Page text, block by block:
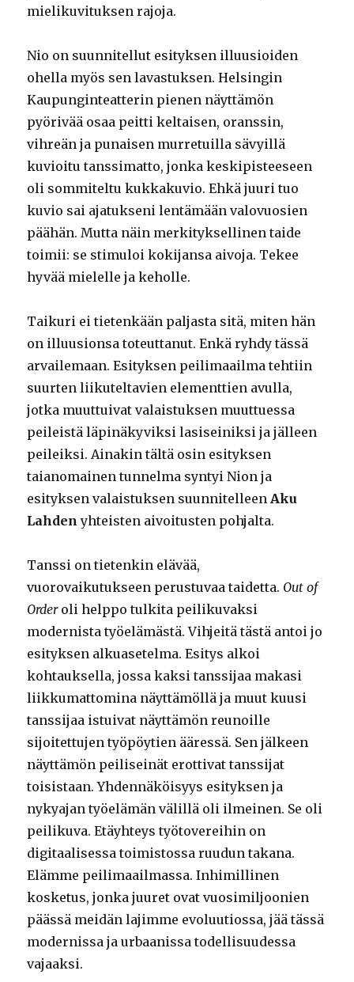
mielikuvituksen rajoja.
Nio on suunnitellut esityksen illuusioiden
ohella myös sen lavastuksen. Helsingin
Kaupunginteatterin pienen näyttämön
pyörivää osaa peitti keltaisen, oranssin,
vihreän ja punaisen murretuilla sävyillä
kuvioitu tanssimatto, jonka keskipisteeseen
oli sommiteltu kukkakuvio. Ehkä juuri tuo
kuvio sai ajatukseni lentämään valovuosien
päähän. Mutta näin merkityksellinen taide
toimii: se stimuloi kokijansa aivoja. Tekee
hyvää mielelle ja keholle.
Taikuri ei tietenkään paljasta sitä, miten hän
on illuusionsa toteuttanut. Enkä ryhdy tässä
arvailemaan. Esityksen peilimaailma tehtiin
suurten liikuteltavien elementtien avulla,
jotka muuttuivat valaistuksen muuttuessa
peileistä läpinäkyviksi lasiseiniksi ja jälleen
peileiksi. Ainakin tältä osin esityksen
taianomainen tunnelma syntyi Nion ja
esityksen valaistuksen suunnitelleenAku
Lahden yhteisten aivoitusten pohjalta.
Tanssi on tietenkin elävää,
vuorovaikutukseen perustuvaa taidetta. Out of
Orderoli helppo tulkita peilikuvaksi
modernista työelämästä. Vihjeitä tästä antoi jo
esityksen alkuasetelma. Esitys alkoi
kohtauksella, jossa kaksi tanssijaa makasi
liikkumattomina näyttämöllä ja muut kuusi
tanssijaa istuivat näyttämön reunoille
sijoitettujen työpöytien ääressä. Sen jälkeen
näyttämön peiliseinät erottivat tanssijat
toisistaan. Yhdennäköisyys esityksen ja
nykyajan työelämän välillä oli ilmeinen. Se oli
peilikuva. Etäyhteys työtovereihin on
digitaalisessa toimistossa ruudun takana.
Elämme peilimaailmassa. Inhimillinen
kosketus, jonka juuret ovat vuosimiljoonien
päässä meidän lajimme evoluutiossa, jää tässä
modernissa ja urbaanissa todellisuudessa
vajaaksi.